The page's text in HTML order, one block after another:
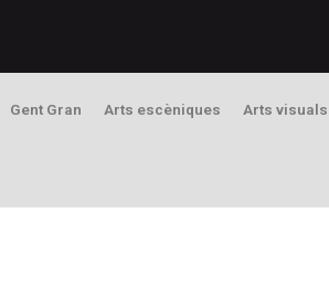
Gent Gran Arts escèniques Arts visuals